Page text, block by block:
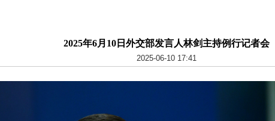
2025年6月10日外交部发言人林剑主持例行记者会
2025-06-10 17:41